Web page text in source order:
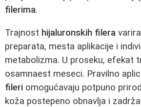
filerima.
Trajnost hijaluronskih filera
preparata, mesta aplikacije i
metabolizma. U proseku, efekat
osamnaest meseci. Pravilno
fileri omogućavaju potpuno
koža postepeno obnavlja i